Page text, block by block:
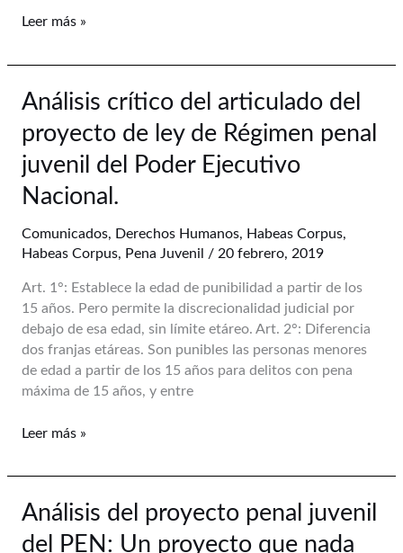
Leer más »
Análisis crítico del articulado del
proyecto de ley de Régimen penal
juvenil del Poder Ejecutivo
Nacional.
Comunicados, Derechos Humanos, Habeas Corpus,
Habeas Corpus, Pena Juvenil / 20 febrero, 2019
Art. 1°: Establece la edad de punibilidad a partir de los
15 años. Pero permite la discrecionalidad judicial por
debajo de esa edad, sin límite etáreo. Art. 2°: Diferencia
dos franjas etáreas. Son punibles las personas menores
de edad a partir de los 15 años para delitos con pena
máxima de 15 años, y entre
Análisis
del
articulado
del
proyecto
ley
de
Régimen
penal
juvenil
del
Poder
Ejecutivo
Leer más »
Análisis del proyecto penal juvenil
del PEN: Un proyecto que nada
Análisis
proyecto